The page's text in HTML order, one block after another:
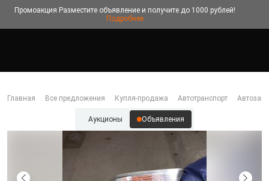
Промоакция Разместите объявление и получите до 1000 рублей!
Подробнее
Главная Все предложения Купля-продажа Автотранспорт
Аукционы Объявления